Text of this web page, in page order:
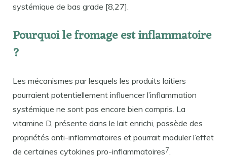
systémique de bas grade [8,27].
Pourquoi le fromage est inflammatoire
?
Les mécanismes par lesquels les produits laitiers
pourraient potentiellement influencer l’inflammation
systémique ne sont pas encore bien compris. La
vitamine D, présente dans le lait enrichi, possède des
propriétés anti-inflammatoires et pourrait moduler l’effet
de certaines cytokines pro-inflammatoires7